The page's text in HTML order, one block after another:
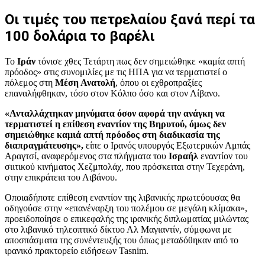
Οι τιμές του πετρελαίου ξανά περί τα
100 δολάρια το βαρέλι
Το Ιράν τόνισε χθες Τετάρτη πως δεν σημειώθηκε «καμία απτή
πρόοδος» στις συνομιλίες με τις ΗΠΑ για να τερματιστεί ο
πόλεμος στη Μέση Ανατολή, όπου οι εχθροπραξίες
επαναλήφθηκαν, τόσο στον Κόλπο όσο και στον Λίβανο.
«Ανταλλάχτηκαν μηνύματα όσον αφορά την ανάγκη να
τερματιστεί η επίθεση εναντίον της Βηρυτού, όμως δεν
σημειώθηκε καμιά απτή πρόοδος στη διαδικασία της
διαπραγμάτευσης», είπε ο Ιρανός υπουργός Εξωτερικών Αμπάς
Αραγτσί, αναφερόμενος στα πλήγματα του Ισραήλ εναντίον του
σιιτικού κινήματος Χεζμπολάχ, που πρόσκειται στην Τεχεράνη,
στην επικράτεια του Λιβάνου.
Οποιαδήποτε επίθεση εναντίον της λιβανικής πρωτεύουσας θα
οδηγούσε στην «επανέναρξη του πολέμου σε μεγάλη κλίμακα»,
προειδοποίησε ο επικεφαλής της ιρανικής διπλωματίας μιλώντας
στο λιβανικό τηλεοπτικό δίκτυο Αλ Μαγιαντίν, σύμφωνα με
αποσπάσματα της συνέντευξής του όπως μεταδόθηκαν από το
ιρανικό πρακτορείο ειδήσεων Tasnim.